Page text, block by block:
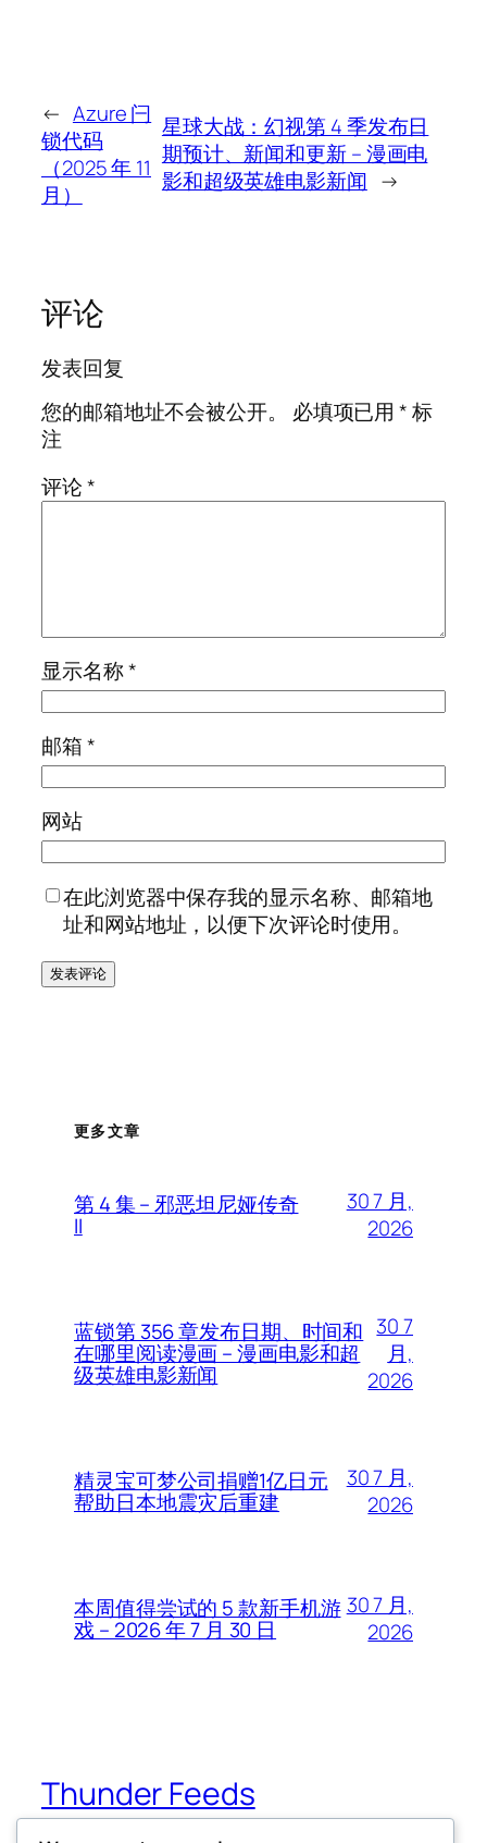
← Azure 闩
锁代码
（2025 年 11
月）
星球大战：幻视第 4 季发布日
期预计、新闻和更新 – 漫画电
影和超级英雄电影新闻 →
评论
发表回复
您的邮箱地址不会被公开。
必填项已用*标
注
评论*
显示名称*
邮箱*
网站
在此浏览器中保存我的显示名称、邮箱地
址和网站地址，以便下次评论时使用。
更多文章
第 4 集 – 邪恶坦尼娅传奇
II
30 7 月,
2026
蓝锁第 356 章发布日期、时间和
在哪里阅读漫画 – 漫画电影和超
级英雄电影新闻
30 7
月,
2026
精灵宝可梦公司捐赠1亿日元
帮助日本地震灾后重建
30 7 月,
2026
本周值得尝试的 5 款新手机游
戏 – 2026 年 7 月 30 日
30 7 月,
2026
Thunder Feeds